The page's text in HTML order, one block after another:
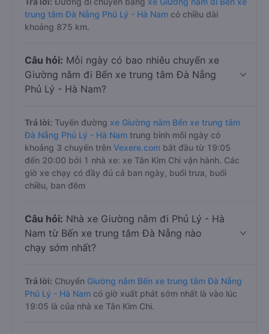
trung tâm Đà Nẵng Phủ Lý - Hà Nam có chiều dài
khoảng 875 km.
Câu hỏi: Mỗi ngày có bao nhiêu chuyến xe
Giường nằm đi Bến xe trung tâm Đà Nẵng
Phủ Lý - Hà Nam?
Trả lời: Tuyến đường xe Giường nằm Bến xe trung tâm
Đà Nẵng Phủ Lý - Hà Nam trung bình mỗi ngày có
khoảng 3 chuyến trên Vexere.com bắt đầu từ 19:05
đến 20:00 bởi 1 nhà xe: xe Tân Kim Chi vận hành. Các
giờ xe chạy có đầy đủ cả ban ngày, buổi trưa, buổi
chiều, ban đêm
Câu hỏi: Nhà xe Giường nằm đi Phủ Lý - Hà
Nam từ Bến xe trung tâm Đà Nẵng nào
chạy sớm nhất?
Trả lời: Chuyến Giường nằm Bến xe trung tâm Đà Nẵng
Phủ Lý - Hà Nam có giờ xuất phát sớm nhất là vào lúc
19:05 là của nhà xe Tân Kim Chi.